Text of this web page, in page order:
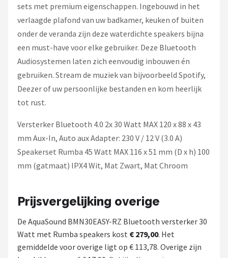
sets met premium eigenschappen. Ingebouwd in het
verlaagde plafond van uw badkamer, keuken of buiten
onder de veranda zijn deze waterdichte speakers bijna
een must-have voor elke gebruiker. Deze Bluetooth
Audiosystemen laten zich eenvoudig inbouwen én
gebruiken. Stream de muziek van bijvoorbeeld Spotify,
Deezer of uw persoonlijke bestanden en kom heerlijk
tot rust.
Versterker Bluetooth 4.0 2x 30 Watt MAX 120 x 88 x 43
mm Aux-In, Auto aux Adapter: 230 V / 12 V (3.0 A)
Speakerset Rumba 45 Watt MAX 116 x 51 mm (D x h) 100
mm (gatmaat) IPX4 Wit, Mat Zwart, Mat Chroom
Prijsvergelijking overige
De AquaSound BMN30EASY-RZ Bluetooth versterker 30
Watt met Rumba speakers kost € 279,00. Het
gemiddelde voor overige ligt op € 113,78. Overige zijn